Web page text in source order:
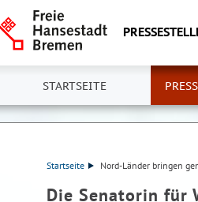
STARTSEITE
Startseite Nord-Länder bringen
Die Senatorin für